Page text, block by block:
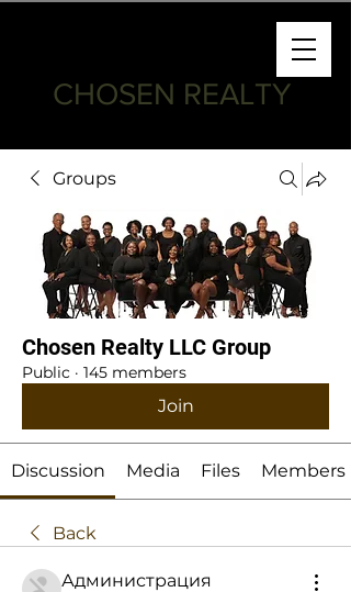
CHOSEN REALTY
Groups
Chosen Realty LLC Group
Public · 145 members
Join
Discussion Media Files Members
Back
Администрация